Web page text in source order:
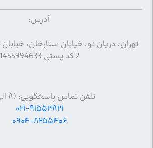
آدرس:
2 کد پستی 1455994633
تلفن تماس پاسخگویی: (۸ الی ۱۷)
۰۲۱-۹۱۵۵۳۸۲۱
۰۹۰۴-۸۲۵۵۴۰۶